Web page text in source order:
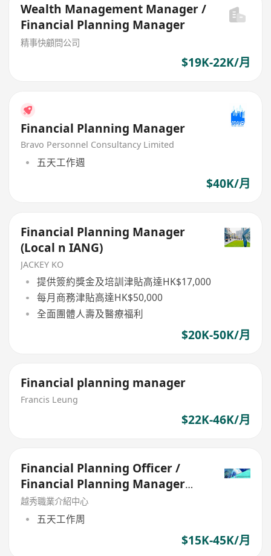
Wealth Management Manager /
Financial Planning Manager
精事快顧問公司
$19K-22K/月
Financial Planning Manager
Bravo Personnel Consultancy Limited
五天工作週
$40K/月
Financial Planning Manager
(Local n IANG)
JACKEY KO
提供簽約獎金及培訓津貼高達HK$17,000
每月商務津貼高達HK$50,000
全面團體人壽及醫療福利
$20K-50K/月
Financial planning manager
Francis Leung
$22K-46K/月
Financial Planning Officer /
Financial Planning Manager
[Few Posts]
越秀職業介紹中心
五天工作周
$15K-45K/月